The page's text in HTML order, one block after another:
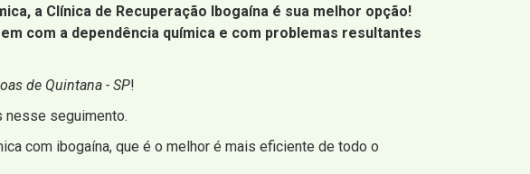
a Clínica de Recuperação Ibogaína é sua melhor opção!
com a dependência química e com problemas resultantes
de Quintana - SP!
nesse seguimento.
com ibogaína, que é o melhor é mais eficiente de todo o